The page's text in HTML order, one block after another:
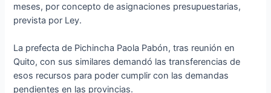
meses, por concepto de asignaciones presupuestarias,
prevista por Ley.
La prefecta de Pichincha Paola Pabón, tras reunión en
Quito, con sus similares demandó las transferencias de
esos recursos para poder cumplir con las demandas
pendientes en las provincias.